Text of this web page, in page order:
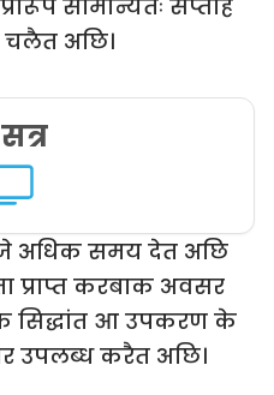
सामान्यतः सप्ताह
चलैत अछि।
अधिक समय देत अछि
प्राप्त करबाक अवसर
सिद्धांत आ उपकरण के
उपलब्ध करैत अछि।